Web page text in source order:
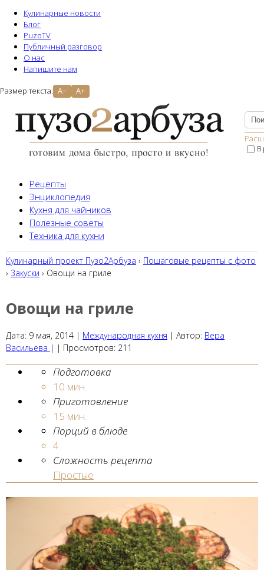
Кулинарные новости
Блог
PuzoTV
Публичный разговор
О нас
Напишите нам
Размер текста: A− A+
В
Рецепты
Энциклопедия
Кухня для чайников
Полезные советы
Техника для кухни
Кулинарный проект Пузо2Aрбуза › Пошаговые рецепты с фото
› Закуски › Овощи на гриле
Овощи на гриле
Дата: 9 мая, 2014 | Международная кухня | Автор: Вера
Васильева | | Просмотров: 211
Подготовка
10 мин.
Приготовление
15 мин.
Порций в блюде
4
Сложность рецепта
Простые